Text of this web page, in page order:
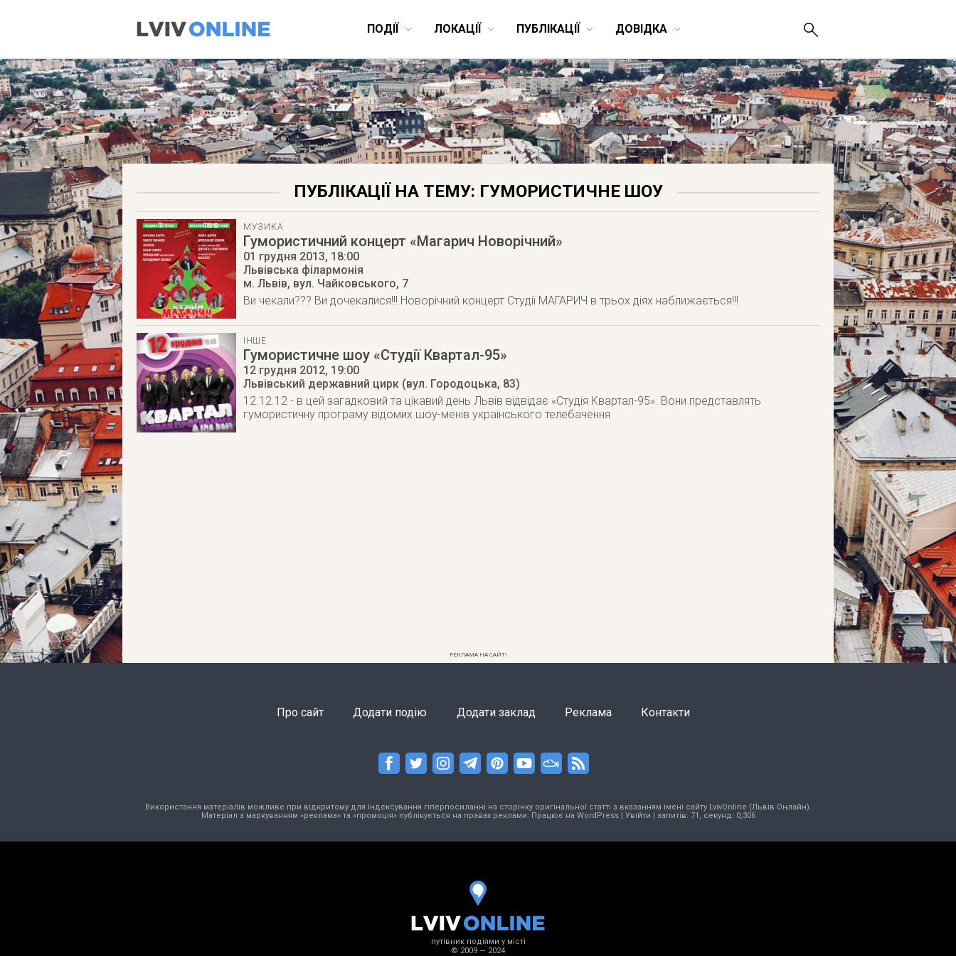
ПОДІЇ ЛОКАЦІЇ ПУБЛІКАЦІЇ ДОВІДКА
ПУБЛІКАЦІЇ НА ТЕМУ: ГУМОРИСТИЧНЕ ШОУ
МУЗИКА
Гумористичний концерт «Магарич Новорічний»
01 грудня 2013, 18:00
Львівська філармонія
м. Львів, вул. Чайковського, 7
Ви чекали??? Ви дочекалися!!! Новорічний концерт Студії МАГАРИЧ в трьох діях наближається!!!
ІНШЕ
Гумористичне шоу «Студії Квартал-95»
12 грудня 2012, 19:00
Львівський державний цирк (вул. Городоцька, 83)
12.12.12 - в цей загадковий та цікавий день Львів відвідає «Студія Квартал-95». Вони представлять
гумористичну програму відомих шоу-менів українського телебачення
РЕКЛАМА НА САЙТІ
Про сайт Додати подію Додати заклад Реклама Контакти
Використання матеріалів можливе при відкритому для індексування гіперпосиланні на сторінку оригінальної статті з вказанням імені сайту LvivOnline (Львів Онлайн).
Матеріал з маркуванням «реклама» та «промоція» публікується на правах реклами. Працює на WordPress| Увійти | запитів: 71, секунд: 0,306
путівник подіями у місті
© 2009 — 2024